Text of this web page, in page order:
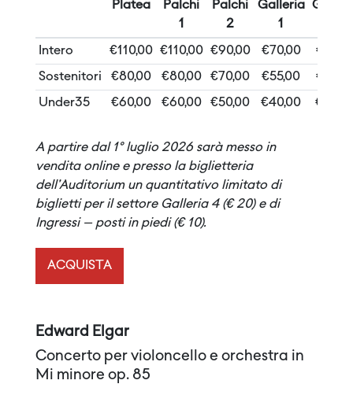
Platea
Palchi
1
Palchi
2
Galleria
1
Intero €110,00 €110,00 €90,00 €70,00
Sostenitori €80,00 €80,00 €70,00 €55,00
Under35 €60,00 €60,00 €50,00 €40,00
A partire dal 1° luglio 2026 sarà messo in
vendita online e presso la biglietteria
dell'Auditorium un quantitativo limitato di
biglietti per il settore Galleria 4 (€ 20) e di
Ingressi – posti in piedi (€ 10).
ACQUISTA
Edward Elgar
Concerto per violoncello e orchestra in
Mi minore op. 85